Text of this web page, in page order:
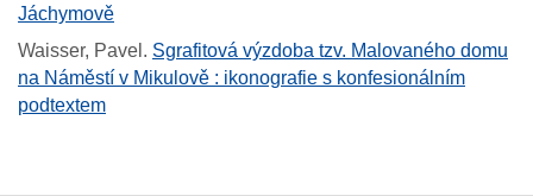
Jáchymově
Waisser, Pavel . Sgrafitová výzdoba tzv. Malovaného domu
na Náměstí v Mikulově : ikonografie s konfesionálním
podtextem